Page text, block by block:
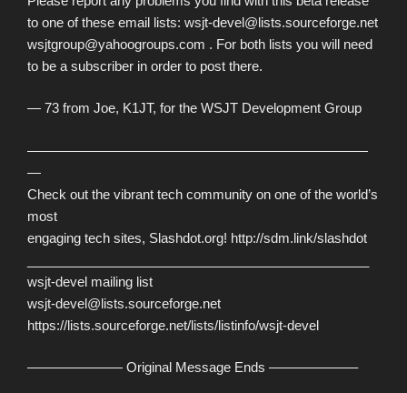
to one of these email lists: wsjt-devel@lists.sourceforge.net
wsjtgroup@yahoogroups.com . For both lists you will need
to be a subscriber in order to post there.
— 73 from Joe, K1JT, for the WSJT Development Group
—————————————————————————
—
Check out the vibrant tech community on one of the world’s
most
engaging tech sites, Slashdot.org! http://sdm.link/slashdot
wsjt-devel mailing list
wsjt-devel@lists.sourceforge.net
https://lists.sourceforge.net/lists/listinfo/wsjt-devel
——————— Original Message Ends ——————–